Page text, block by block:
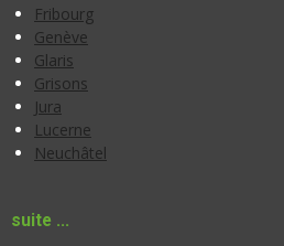
Fribourg
Genève
Glaris
Grisons
Jura
Lucerne
Neuchâtel
suite ...